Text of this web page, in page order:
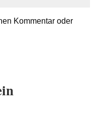
Kommentar oder